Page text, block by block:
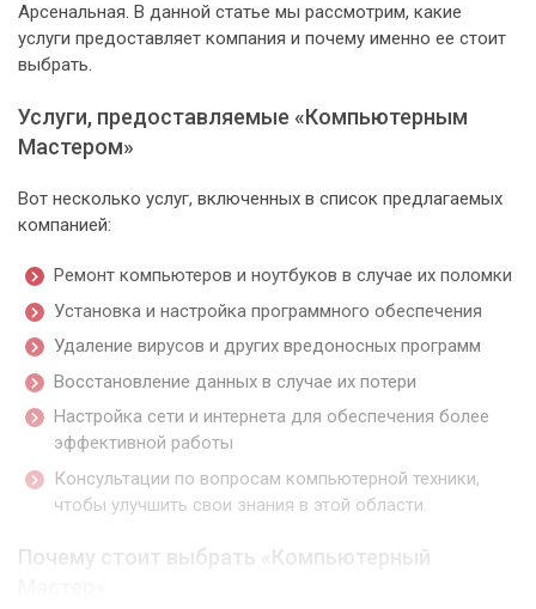
Арсенальная. В данной статье мы рассмотрим, какие
услуги предоставляет компания и почему именно ее стоит
выбрать.
Услуги, предоставляемые «Компьютерным
Мастером»
Вот несколько услуг, включенных в список предлагаемых
компанией:
Ремонт компьютеров и ноутбуков в случае их поломки
Установка и настройка программного обеспечения
Удаление вирусов и других вредоносных программ
Восстановление данных в случае их потери
Настройка сети и интернета для обеспечения более
эффективной работы
Консультации по вопросам компьютерной техники,
чтобы улучшить свои знания в этой области.
Почему стоит выбрать «Компьютерный